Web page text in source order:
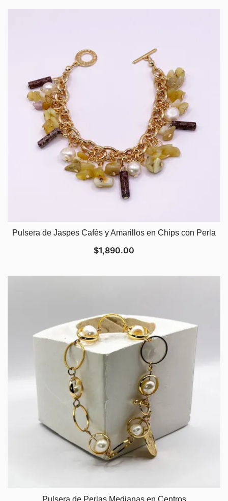
Pulsera de Jaspes Cafés y Amarillos en Chips con Perla
$1,890.00